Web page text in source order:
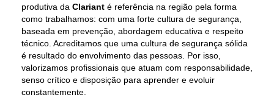
produtiva da Clariant é referência na região pela forma
como trabalhamos: com uma forte cultura de segurança,
baseada em prevenção, abordagem educativa e respeito
técnico. Acreditamos que uma cultura de segurança sólida
é resultado do envolvimento das pessoas. Por isso,
valorizamos profissionais que atuam com responsabilidade,
senso crítico e disposição para aprender e evoluir
constantemente.